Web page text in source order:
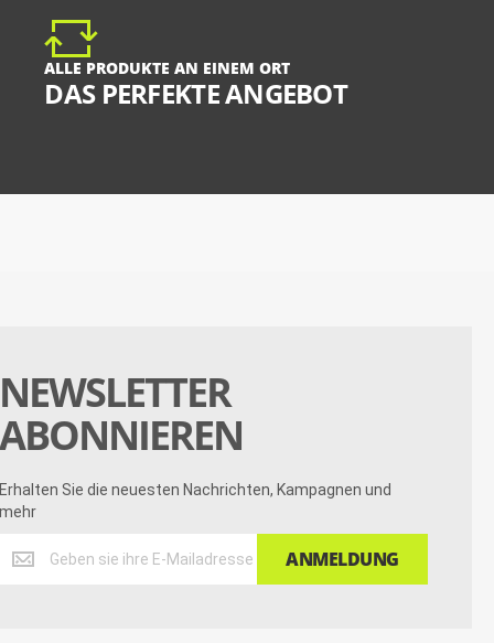
ALLE PRODUKTE AN EINEM ORT
DAS PERFEKTE ANGEBOT
NEWSLETTER
ABONNIEREN
Erhalten Sie die neuesten Nachrichten, Kampagnen und
mehr
Sie
ANMELDUNG